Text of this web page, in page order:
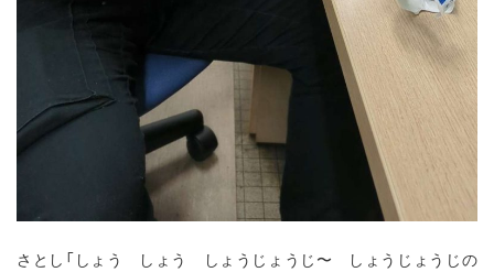
さとし「しょう しょう しょうじょうじ〜 しょうじょうじの